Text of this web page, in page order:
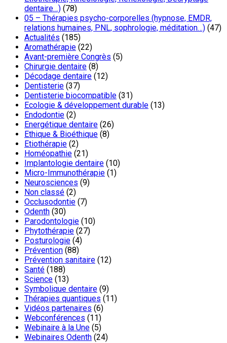
dentaire…) (78)
05 – Thérapies psycho-corporelles (hypnose, EMDR,
relations humaines, PNL, sophrologie, méditation…) (47)
Actualités (185)
Aromathérapie (22)
Avant-première Congrès (5)
Chirurgie dentaire (8)
Décodage dentaire (12)
Dentisterie (37)
Dentisterie biocompatible (31)
Ecologie & développement durable (13)
Endodontie (2)
Energétique dentaire (26)
Ethique & Bioéthique (8)
Etiothérapie (2)
Homéopathie (21)
Implantologie dentaire (10)
Micro-Immunothérapie (1)
Neurosciences (9)
Non classé (2)
Occlusodontie (7)
Odenth (30)
Parodontologie (10)
Phytothérapie (27)
Posturologie (4)
Prévention (88)
Prévention sanitaire (12)
Santé (188)
Science (13)
Symbolique dentaire (9)
Thérapies quantiques (11)
Vidéos partenaires (6)
Webconférences (11)
Webinaire à la Une (5)
Webinaires Odenth (24)